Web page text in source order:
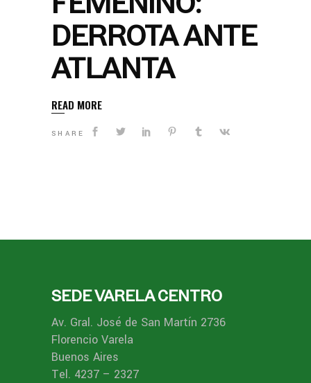
DERROTA ANTE
ATLANTA
READ MORE
SHARE
SEDE VARELA CENTRO
Av. Gral. José de San Martín 2736
Florencio Varela
Buenos Aires
Tel. 4237 – 2327